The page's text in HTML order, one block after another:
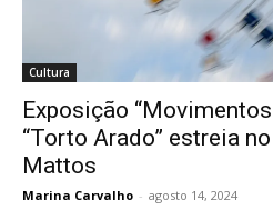
Cultura
Exposição
“Torto Arado” estreia
Mattos
Marina Carvalho - agosto 14, 2024